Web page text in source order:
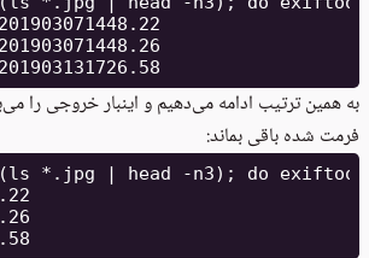
به همین ترتیب ادامه می‌دهیم و اینبار خروجی را
فرمت شده باقی بماند:
*.jpg | head -n3); do exiftool -